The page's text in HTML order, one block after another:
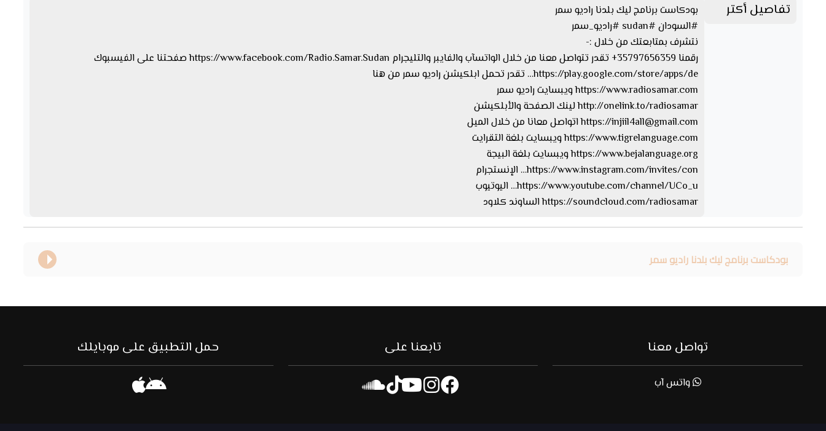
تفاصيل أكتر
بودكاست برنامج ليك بلدنا راديو سمر
#السودان #sudan #راديو_سمر
نتشرف بمتابعتك من خلال :-
رقمنا 35797656359+ تقدر تتواصل معنا من خلال الواتسآب والفايبر والتليجرام https://www.facebook.com/Radio.Samar.Sudan صفحتنا على الفيسبوك
https://play.google.com/store/apps/de… تقدر تحمل ابلكيشن راديو سمر من هنا
https://www.radiosamar.com ويبسايت راديو سمر
http://onelink.to/radiosamar لينك الصفحة والأبلكيشن
https://injiil4all@gmail.com
اتواصل معانا من خلال الميل
https://www.tigrelanguage.com ويبسايت بلغة التقرايت
https://www.bejalanguage.org ويبسايت بلغة البيجة
https://www.instagram.com/invites/con… الإنستجرام
https://www.youtube.com/channel/UCo_u… اليوتيوب
https://soundcloud.com/radiosamar الساوند كلاود
بودكاست برنامج ليك بلدنا راديو سمر
تواصل معنا
واتس آب
تابعنا على حمل التطبيق على موبايلك